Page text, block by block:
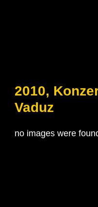
2010,
Vaduz
no images were